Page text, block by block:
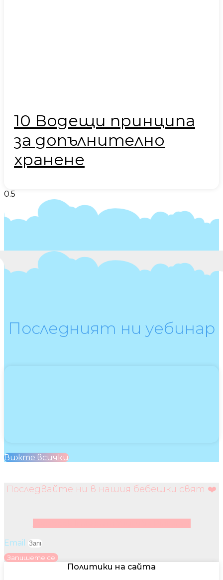
10 Водещи принципа
за допълнително
хранене
Последният ни уебинар
Вижте всички
Последвайте ни в нашия бебешки свят ❤️
Email
Запишете се
Политики на сайта